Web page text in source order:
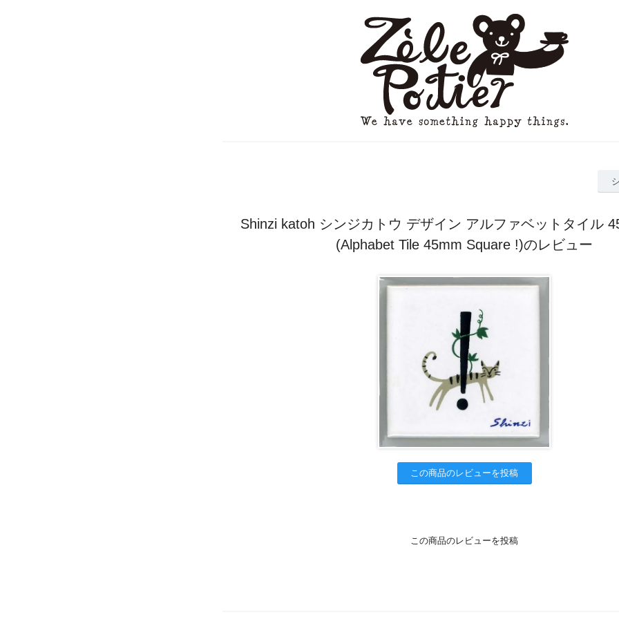
Shinzi katoh シンジカトウ デザイン アルファベットタイル
(Alphabet Tile 45mm Square !)のレビュー
この商品のレビューを投稿
この商品のレビューを投稿